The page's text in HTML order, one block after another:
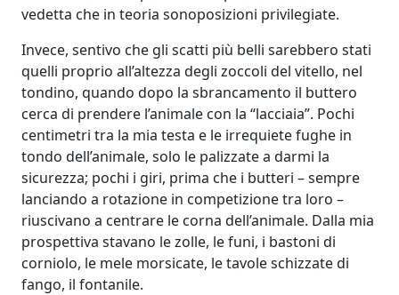
vedetta che in teoria sonoposizioni privilegiate.
Invece, sentivo che gli scatti più belli sarebbero stati
quelli proprio all’altezza degli zoccoli del vitello, nel
tondino, quando dopo la sbrancamento il buttero
cerca di prendere l’animale con la “lacciaia”. Pochi
centimetri tra la mia testa e le irrequiete fughe in
tondo dell’animale, solo le palizzate a darmi la
sicurezza; pochi i giri, prima che i butteri – sempre
lanciando a rotazione in competizione tra loro –
riuscivano a centrare le corna dell’animale. Dalla mia
prospettiva stavano le zolle, le funi, i bastoni di
corniolo, le mele morsicate, le tavole schizzate di
fango, il fontanile.